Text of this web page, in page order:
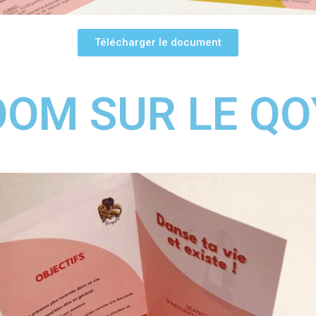
Télécharger le document
SUR LE